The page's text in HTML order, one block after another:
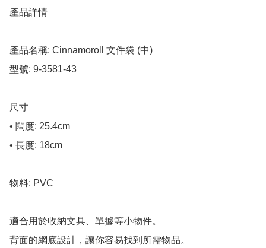
產品詳情
產品名稱: Cinnamoroll 文件袋 (中)
型號: 9-3581-43
尺寸
• 闊度: 25.4cm
• 長度: 18cm
物料: PVC
適合用於收納文具、單據等小物件。
背面的網底設計，讓你容易找到所需物品。